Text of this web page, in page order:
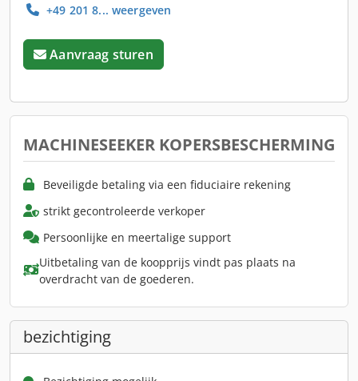
+49 201 8... weergeven
Aanvraag sturen
MACHINESEEKER KOPERSBESCHERMING
Beveiligde betaling via een fiduciaire rekening
strikt gecontroleerde verkoper
Persoonlijke en meertalige support
Uitbetaling van de koopprijs vindt pas plaats na
overdracht van de goederen.
bezichtiging